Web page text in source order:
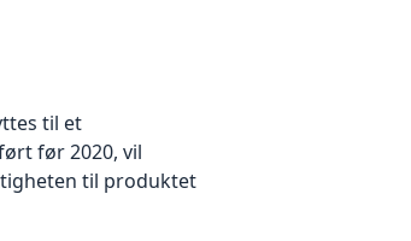
til et
før 2020, vil
til produktet